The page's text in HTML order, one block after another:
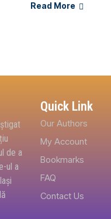
Read More
de a
ul a
Quick Link
Our Authors
My Account
Bookmarks
FAQ
Contact Us